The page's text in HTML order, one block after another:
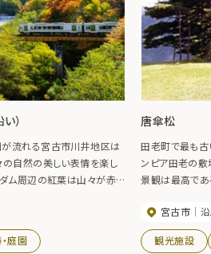
）
流れる宮古市川井地区は
の自然の美しい表情を楽し
ム周辺の紅葉は山々が赤く
庭園
唐傘松
田老町で最も古
ンピア田老の
景観は最高であ
ア田老敷地内
宮古市
観光施設